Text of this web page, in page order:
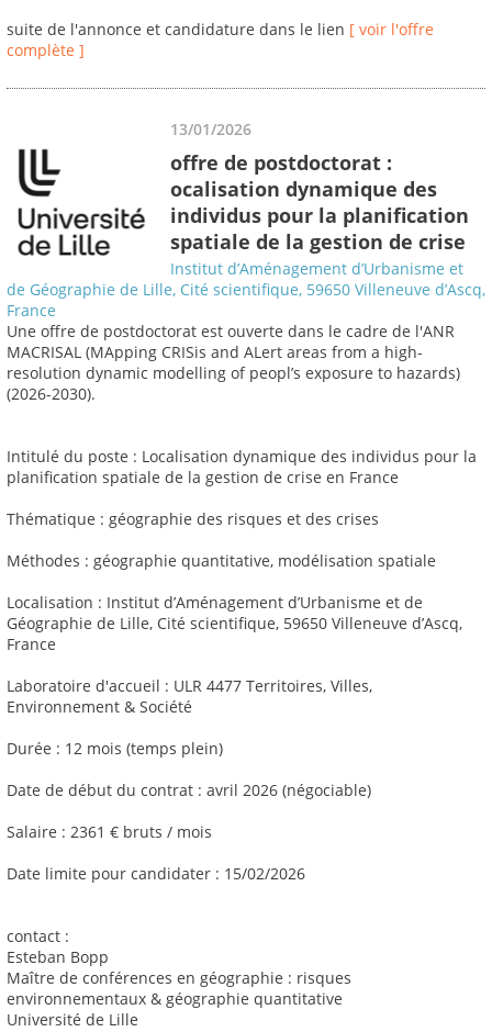
suite de l'annonce et candidature dans le lien [ voir l'offre
complète ]
13/01/2026
offre de postdoctorat :
ocalisation dynamique des
individus pour la planification
spatiale de la gestion de crise
Institut d’Aménagement d’Urbanisme et
de Géographie de Lille, Cité scientifique, 59650 Villeneuve d’Ascq,
France
Une offre de postdoctorat est ouverte dans le cadre de l'ANR
MACRISAL (MApping CRISis and ALert areas from a high-
resolution dynamic modelling of peopl’s exposure to hazards)
(2026-2030).
Intitulé du poste : Localisation dynamique des individus pour la
planification spatiale de la gestion de crise en France
Thématique : géographie des risques et des crises
Méthodes : géographie quantitative, modélisation spatiale
Localisation : Institut d’Aménagement d’Urbanisme et de
Géographie de Lille, Cité scientifique, 59650 Villeneuve d’Ascq,
France
Laboratoire d'accueil : ULR 4477 Territoires, Villes,
Environnement & Société
Durée : 12 mois (temps plein)
Date de début du contrat : avril 2026 (négociable)
Salaire : 2361 € bruts / mois
Date limite pour candidater : 15/02/2026
contact :
Esteban Bopp
Maître de conférences en géographie : risques
environnementaux & géographie quantitative
Université de Lille